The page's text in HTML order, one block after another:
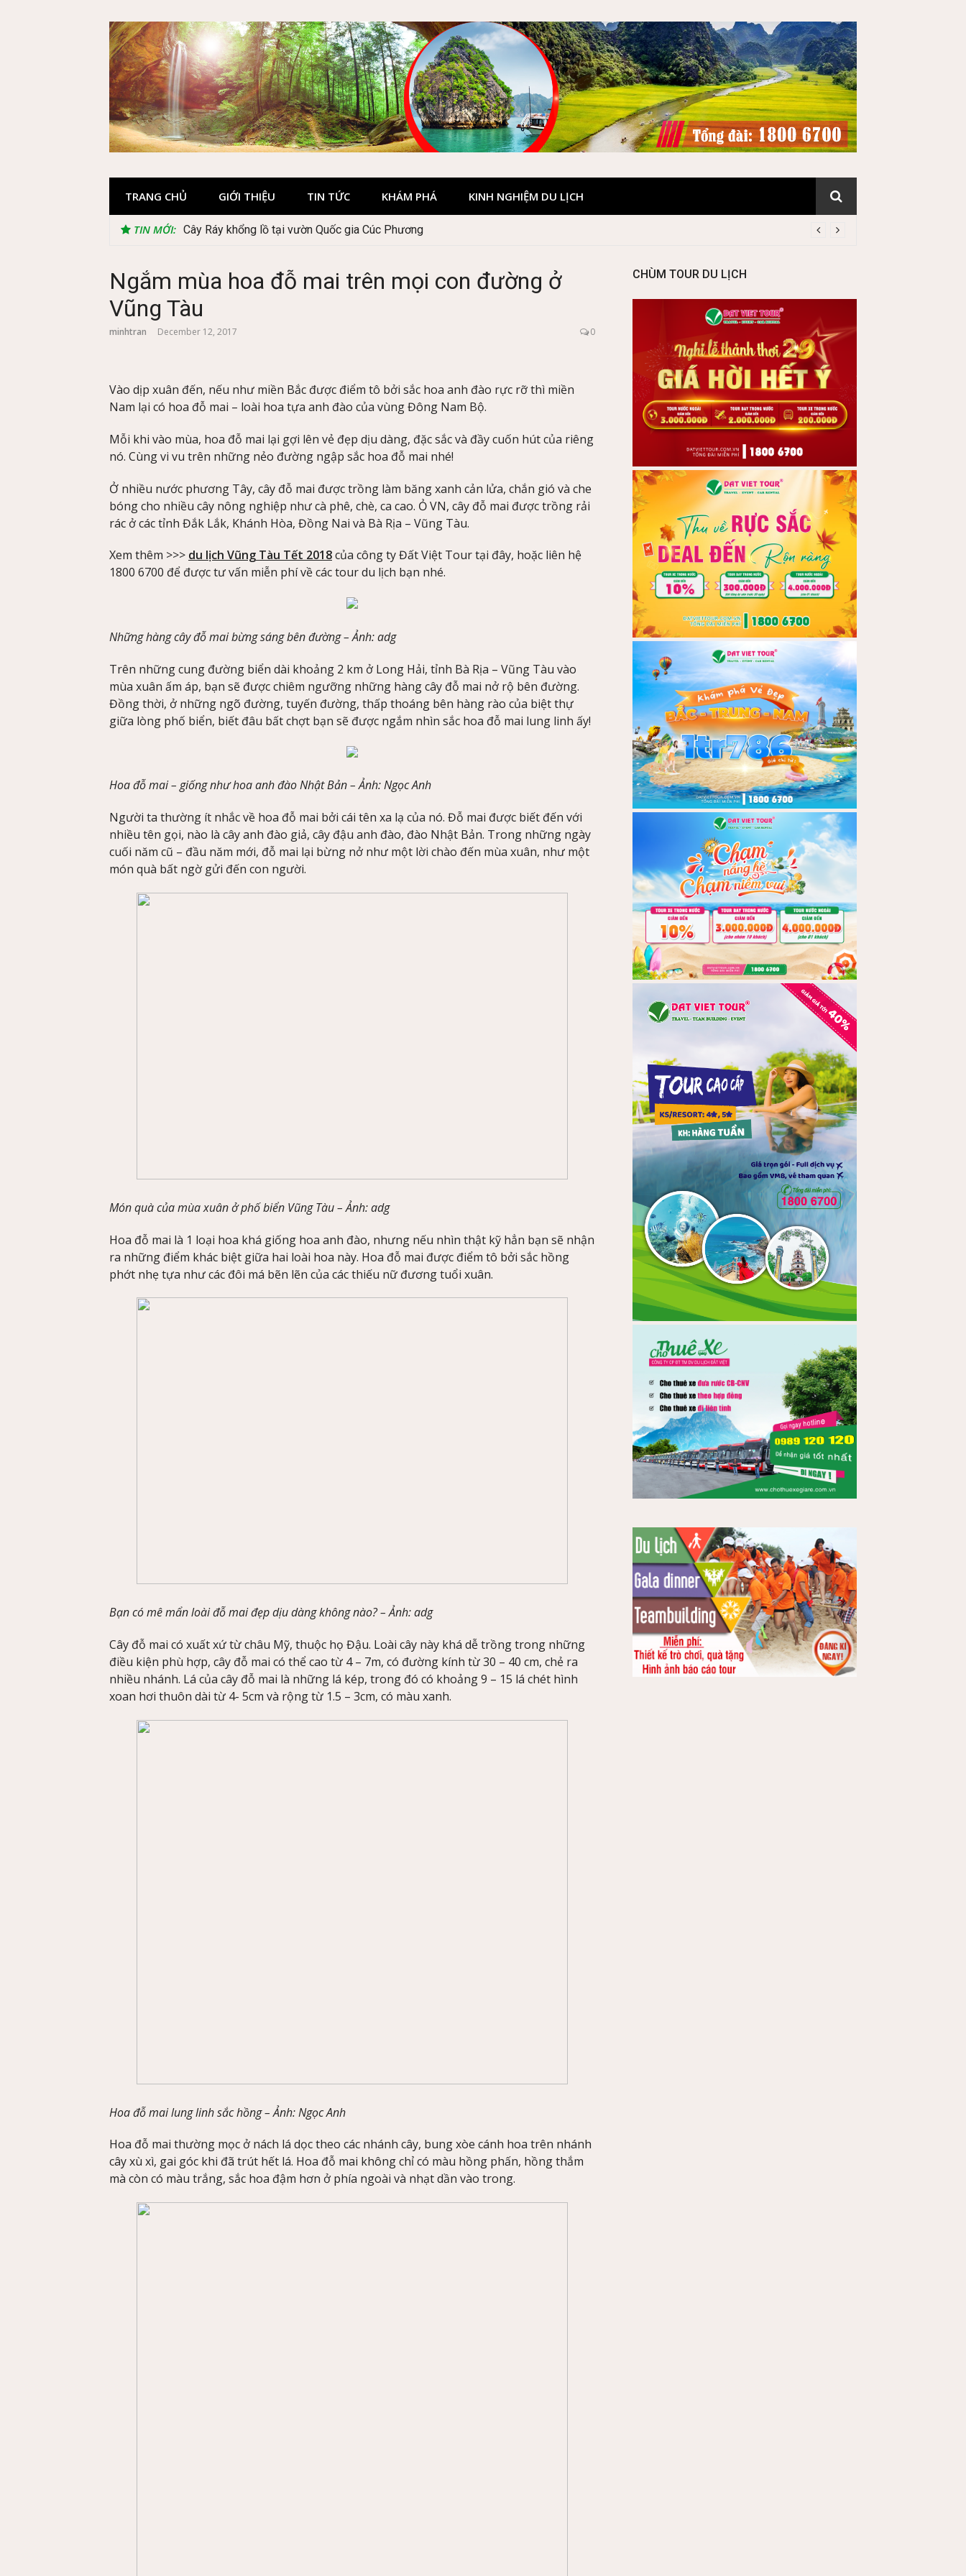
TRANG CHỦ GIỚI THIỆU TIN TỨC KHÁM PHÁ KINH NGHIỆM DU LỊCH
TIN MỚI: Cây Ráy khổng lồ tại vườn Quốc gia Cúc Phương
Ngắm mùa hoa đỗ mai trên mọi con đường ở
Vũng Tàu
minhtran December 12, 2017 0
Vào dịp xuân đến, nếu như miền Bắc được điểm tô bởi sắc hoa anh đào rực rỡ thì miền
Nam lại có hoa đỗ mai – loài hoa tựa anh đào của vùng Đông Nam Bộ.
Mỗi khi vào mùa, hoa đỗ mai lại gợi lên vẻ đẹp dịu dàng, đặc sắc và đầy cuốn hút của riêng
nó. Cùng vi vu trên những nẻo đường ngập sắc hoa đỗ mai nhé!
Ở nhiều nước phương Tây, cây đỗ mai được trồng làm băng xanh cản lửa, chắn gió và che
bóng cho nhiều cây nông nghiệp như cà phê, chè, ca cao. Ỏ VN, cây đỗ mai được trồng rải
rác ở các tỉnh Đắk Lắk, Khánh Hòa, Đồng Nai và Bà Rịa – Vũng Tàu.
Xem thêm >>> du lịch Vũng Tàu Tết 2018của công ty Đất Việt Tour tại đây, hoặc liên hệ
1800 6700 để được tư vấn miễn phí về các tour du lịch bạn nhé.
Những hàng cây đỗ mai bừng sáng bên đường –Ảnh: adg
Trên những cung đường biển dài khoảng 2 km ở Long Hải, tỉnh Bà Rịa – Vũng Tàu vào
mùa xuân ấm áp, bạn sẽ được chiêm ngưỡng những hàng cây đỗ mai nở rộ bên đường.
Đồng thời, ở những ngõ đường, tuyến đường, thấp thoáng bên hàng rào của biệt thự
giữa lòng phố biển, biết đâu bất chợt bạn sẽ được ngắm nhìn sắc hoa đỗ mai lung linh ấy!
Hoa đỗ mai – giống như hoa anh đào Nhật Bản –Ảnh: Ngọc Anh
Người ta thường ít nhắc về hoa đỗ mai bởi cái tên xa lạ của nó. Đỗ mai được biết đến với
nhiều tên gọi, nào là cây anh đào giả, cây đậu anh đào, đào Nhật Bản. Trong những ngày
cuối năm cũ – đầu năm mới, đỗ mai lại bừng nở như một lời chào đến mùa xuân, như một
món quà bất ngờ gửi đến con người.
Món quà của mùa xuân ở phố biển Vũng Tàu –Ảnh: adg
Hoa đỗ mai là 1 loại hoa khá giống hoa anh đào, nhưng nếu nhìn thật kỹ hẳn bạn sẽ nhận
ra những điểm khác biệt giữa hai loài hoa này. Hoa đỗ mai được điểm tô bởi sắc hồng
phớt nhẹ tựa như các đôi má bẽn lẽn của các thiếu nữ đương tuổi xuân.
Bạn có mê mẩn loài đỗ mai đẹp dịu dàng không nào? –Ảnh: adg
Cây đỗ mai có xuất xứ từ châu Mỹ, thuộc họ Đậu. Loài cây này khá dễ trồng trong những
điều kiện phù hợp, cây đỗ mai có thể cao từ 4 – 7m, có đường kính từ 30 – 40 cm, chẻ ra
nhiều nhánh. Lá của cây đỗ mai là những lá kép, trong đó có khoảng 9 – 15 lá chét hình
xoan hơi thuôn dài từ 4- 5cm và rộng từ 1.5 – 3cm, có màu xanh.
Hoa đỗ mai lung linh sắc hồng –Ảnh: Ngọc Anh
Hoa đỗ mai thường mọc ở nách lá dọc theo các nhánh cây, bung xòe cánh hoa trên nhánh
cây xù xì, gai góc khi đã trút hết lá. Hoa đỗ mai không chỉ có màu hồng phấn, hồng thắm
mà còn có màu trắng, sắc hoa đậm hơn ở phía ngoài và nhạt dần vào trong.
CHÙM TOUR DU LỊCH